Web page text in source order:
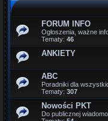
FORUM INFO
Ogłoszenia, ważne
Tematy: 46
ANKIETY
ABC
Poradniki dla
Tematy: 307
Nowości PKT
Do publicznej